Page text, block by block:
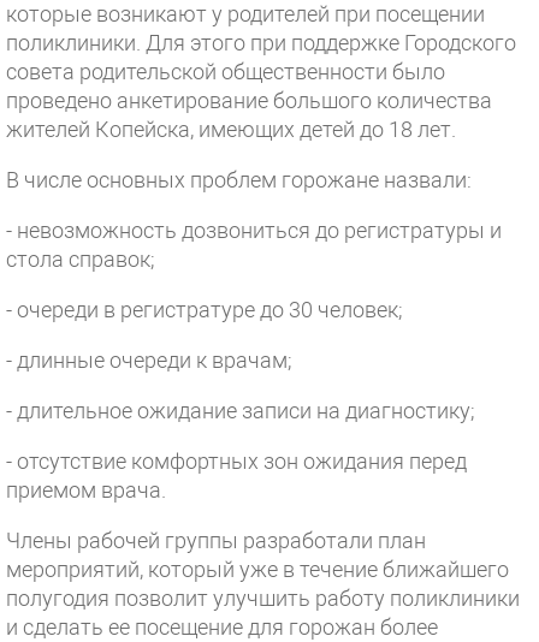
которые возникают у родителей при посещении
поликлиники. Для этого при поддержке Городского
совета родительской общественности было
проведено анкетирование большого количества
жителей Копейска, имеющих детей до 18 лет.
В числе основных проблем горожане назвали:
- невозможность дозвониться до регистратуры и
стола справок;
- очереди в регистратуре до 30 человек;
- длинные очереди к врачам;
- длительное ожидание записи на диагностику;
- отсутствие комфортных зон ожидания перед
приемом врача.
Члены рабочей группы разработали план
мероприятий, который уже в течение ближайшего
полугодия позволит улучшить работу поликлиники
и сделать ее посещение для горожан более